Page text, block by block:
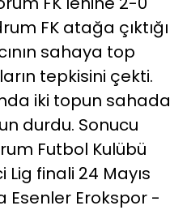
FK atağa çıktığı
sahaya top
tepkisini çekti.
iki topun sahada
durdu. Sonucu
Futbol Kulübü
Lig finali 24 Mayıs
Esenler Erokspor -